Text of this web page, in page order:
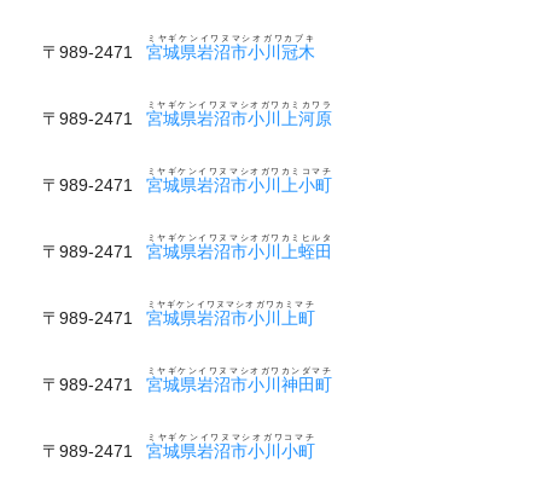
〒989-2471 宮城県岩沼市小川冠木
ミヤギケンイワヌマシオガワカブキ
〒989-2471 宮城県岩沼市小川上河原
ミヤギケンイワヌマシオガワカミカワラ
〒989-2471 宮城県岩沼市小川上小町
ミヤギケンイワヌマシオガワカミコマチ
〒989-2471 宮城県岩沼市小川上蛭田
ミヤギケンイワヌマシオガワカミヒルタ
〒989-2471 宮城県岩沼市小川上町
ミヤギケンイワヌマシオガワカミマチ
〒989-2471 宮城県岩沼市小川神田町
ミヤギケンイワヌマシオガワカンダマチ
〒989-2471 宮城県岩沼市小川小町
ミヤギケンイワヌマシオガワコマチ